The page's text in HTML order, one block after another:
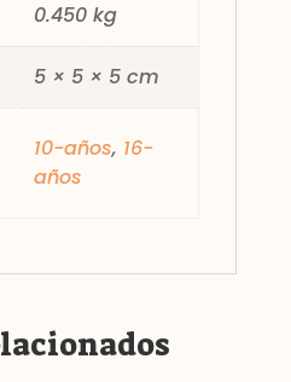
0.450 kg
5 × 5 × 5 cm
10-años, 16-
años